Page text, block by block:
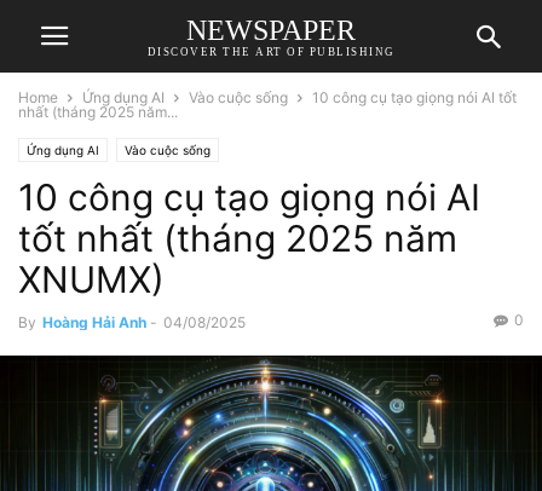
NEWSPAPER
DISCOVER THE ART OF PUBLISHING
Home Ứng dụng AI Vào cuộc sống
10 công cụ tạo giọng nói AI tốt
nhất (tháng 2025 năm...
Ứng dụng AI Vào cuộc sống
10 công cụ tạo giọng nói AI
tốt nhất (tháng 2025 năm
XNUMX)
By Hoàng Hải Anh - 04/08/2025 0